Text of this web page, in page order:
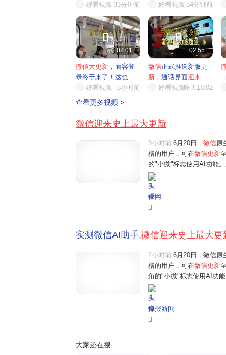
睛的...好看视频 33分钟前
AI小...好看视频 34分钟前

02:01
微信大更新 ，面容登
录终于来了！这也太
方便了
好看视频 5小时前

02:55
微信正式推送新版更
新 ，通话界面迎来
面升级
好看视频昨天18:02
查看更多视频 >
微信迎来史上最大更新
3小时前 6月20日， 微信原
格的用户，可在微信更新
的"小微"标志使用AI功能
微"的互动。界面新闻记者
体验还是功能丰富程度来
舜网
实测微信AI助手,微信迎来史上最大更
2小时前 6月20日，微信原
格的用户，可在微信更新
角的"小微"标志使用AI功
微"的互动。界面新闻记者
体验还是功能丰富程度来
海报新闻
大家还在搜